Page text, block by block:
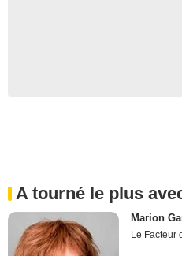
A tourné le plus
Marion
Le Facteur